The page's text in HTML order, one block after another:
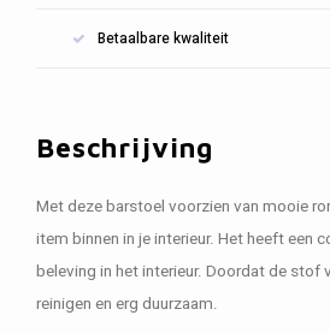
Betaalbare kwaliteit
Beschrijving
Met deze barstoel voorzien van mooie
item binnen in je interieur. Het heeft een
beleving in het interieur. Doordat de
reinigen en erg duurzaam.